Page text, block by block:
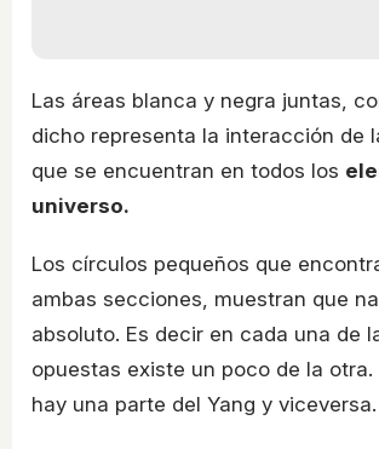
Las áreas blanca y negra juntas,
dicho representa la interacción de
que se encuentran en todos los
universo.
Los círculos pequeños que
ambas secciones, muestran que
absoluto. Es decir en cada una de
opuestas existe un poco de la otra.
hay una parte del Yang y viceversa.